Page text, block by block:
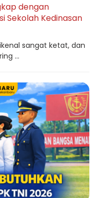
dengan
Sekolah Kedinasan
sangat ketat, dan
...